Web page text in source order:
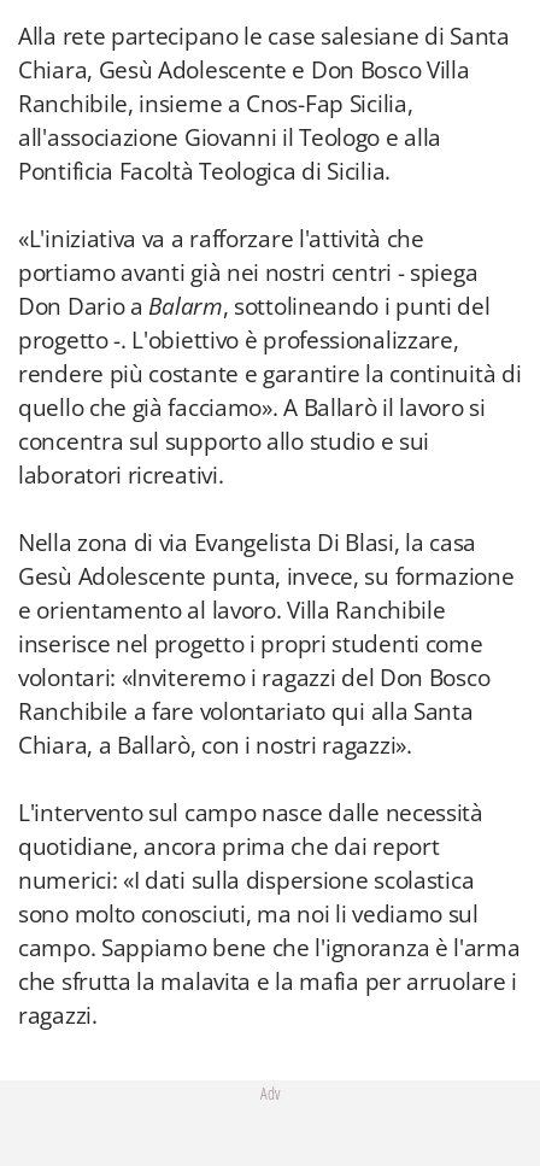
Alla rete partecipano le case salesiane di Santa
Chiara, Gesù Adolescente e Don Bosco Villa
Ranchibile, insieme a Cnos-Fap Sicilia,
all'associazione Giovanni il Teologo e alla
Pontificia Facoltà Teologica di Sicilia.
«L'iniziativa va a rafforzare l'attività che
portiamo avanti già nei nostri centri - spiega
Don Dario a Balarm, sottolineando i punti del
progetto -. L'obiettivo è professionalizzare,
rendere più costante e garantire la continuità di
quello che già facciamo». A Ballarò il lavoro si
concentra sul supporto allo studio e sui
laboratori ricreativi.
Nella zona di via Evangelista Di Blasi, la casa
Gesù Adolescente punta, invece, su formazione
e orientamento al lavoro. Villa Ranchibile
inserisce nel progetto i propri studenti come
volontari: «Inviteremo i ragazzi del Don Bosco
Ranchibile a fare volontariato qui alla Santa
Chiara, a Ballarò, con i nostri ragazzi».
L'intervento sul campo nasce dalle necessità
quotidiane, ancora prima che dai report
numerici: «I dati sulla dispersione scolastica
sono molto conosciuti, ma noi li vediamo sul
campo. Sappiamo bene che l'ignoranza è l'arma
che sfrutta la malavita e la mafia per arruolare i
ragazzi.
Adv